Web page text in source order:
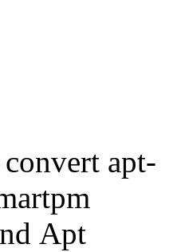
apt-
Apt